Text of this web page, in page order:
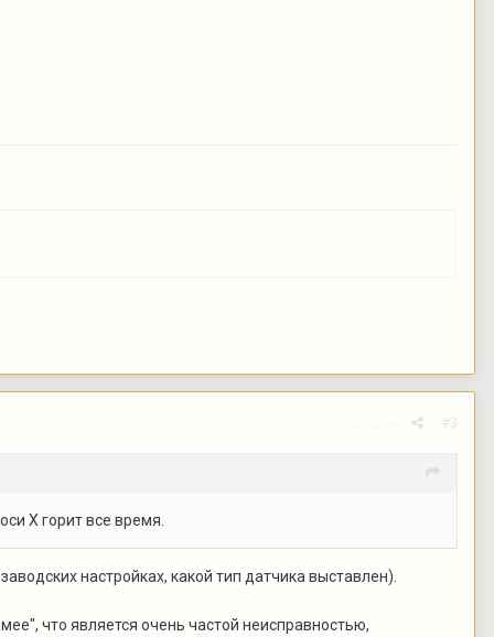
#3
X горит все время.
настройках, какой тип датчика выставлен).
что является очень частой неисправностью,